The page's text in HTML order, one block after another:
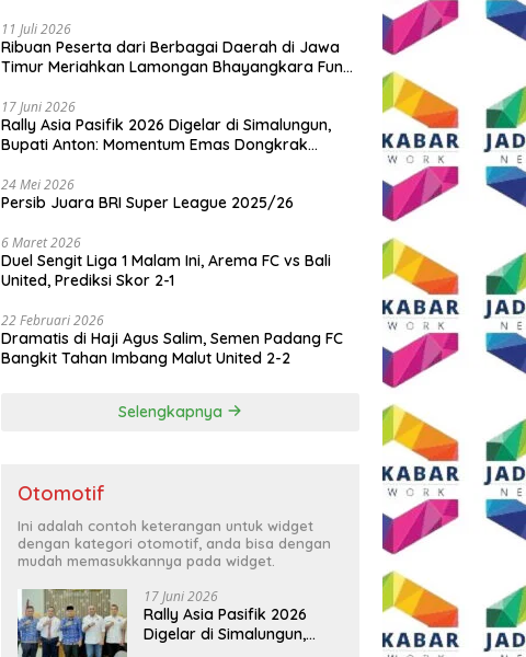
11 Juli 2026
Ribuan Peserta dari Berbagai Daerah di Jawa
Timur Meriahkan Lamongan Bhayangkara Fun
17 Juni 2026
Rally Asia Pasifik 2026 Digelar di Simalungun,
Bupati Anton: Momentum Emas Dongkrak
24 Mei 2026
Persib Juara BRI Super League 2025/26
6 Maret 2026
Duel Sengit Liga 1 Malam Ini, Arema FC vs Bali
United, Prediksi Skor 2-1
22 Februari 2026
Dramatis di Haji Agus Salim, Semen Padang FC
Bangkit Tahan Imbang Malut United 2-2
Selengkapnya
Otomotif
Ini adalah contoh keterangan untuk widget
dengan kategori otomotif, anda bisa dengan
mudah memasukkannya pada widget.
17 Juni 2026
Rally Asia Pasifik 2026
Digelar di Simalungun,